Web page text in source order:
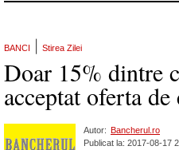
BANCI Stirea Zilei
Doar 15% dintre
acceptat oferta
Autor:
Bancherul.ro
Publicat la: 2017-08-17